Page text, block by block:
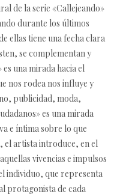
de la serie «Callejeando»
durante los últimos
ellas tiene una fecha clara
se complementan y
una mirada hacia el
nos rodea nos influye y
publicidad, moda,
es una mirada
e íntima sobre lo que
el artista introduce, en el
vivencias e impulsos
individuo, que representa
protagonista de cada